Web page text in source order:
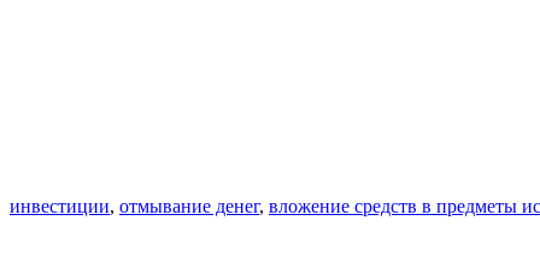
инвестиции, отмывание денег, вложение средств в предметы